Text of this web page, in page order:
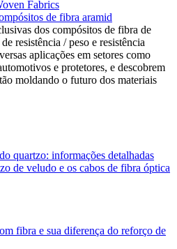
de fibra aramid
dos compósitos de fibra de
resistência / peso e resistência
aplicações em setores como
e protetores, e descobrem
moldando o futuro dos materiais
quartzo: informações detalhadas
de veludo e os cabos de fibra óptica
fibra e sua diferença do reforço de